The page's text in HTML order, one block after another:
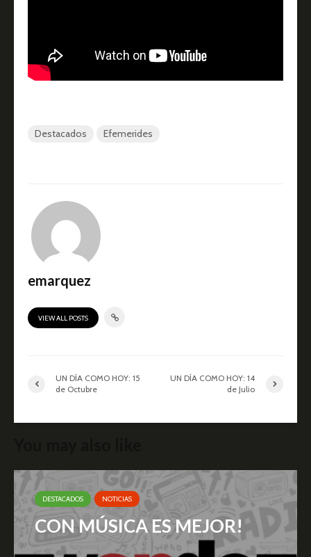
Destacados Efemerides
emarquez
VIEW ALL POSTS
UN DÍA COMO HOY: 15
de Octubre
UN DÍA COMO HOY: 14
de Julio
DESTACADOS NOTICIAS
CON MÚSICA ES MEJOR!